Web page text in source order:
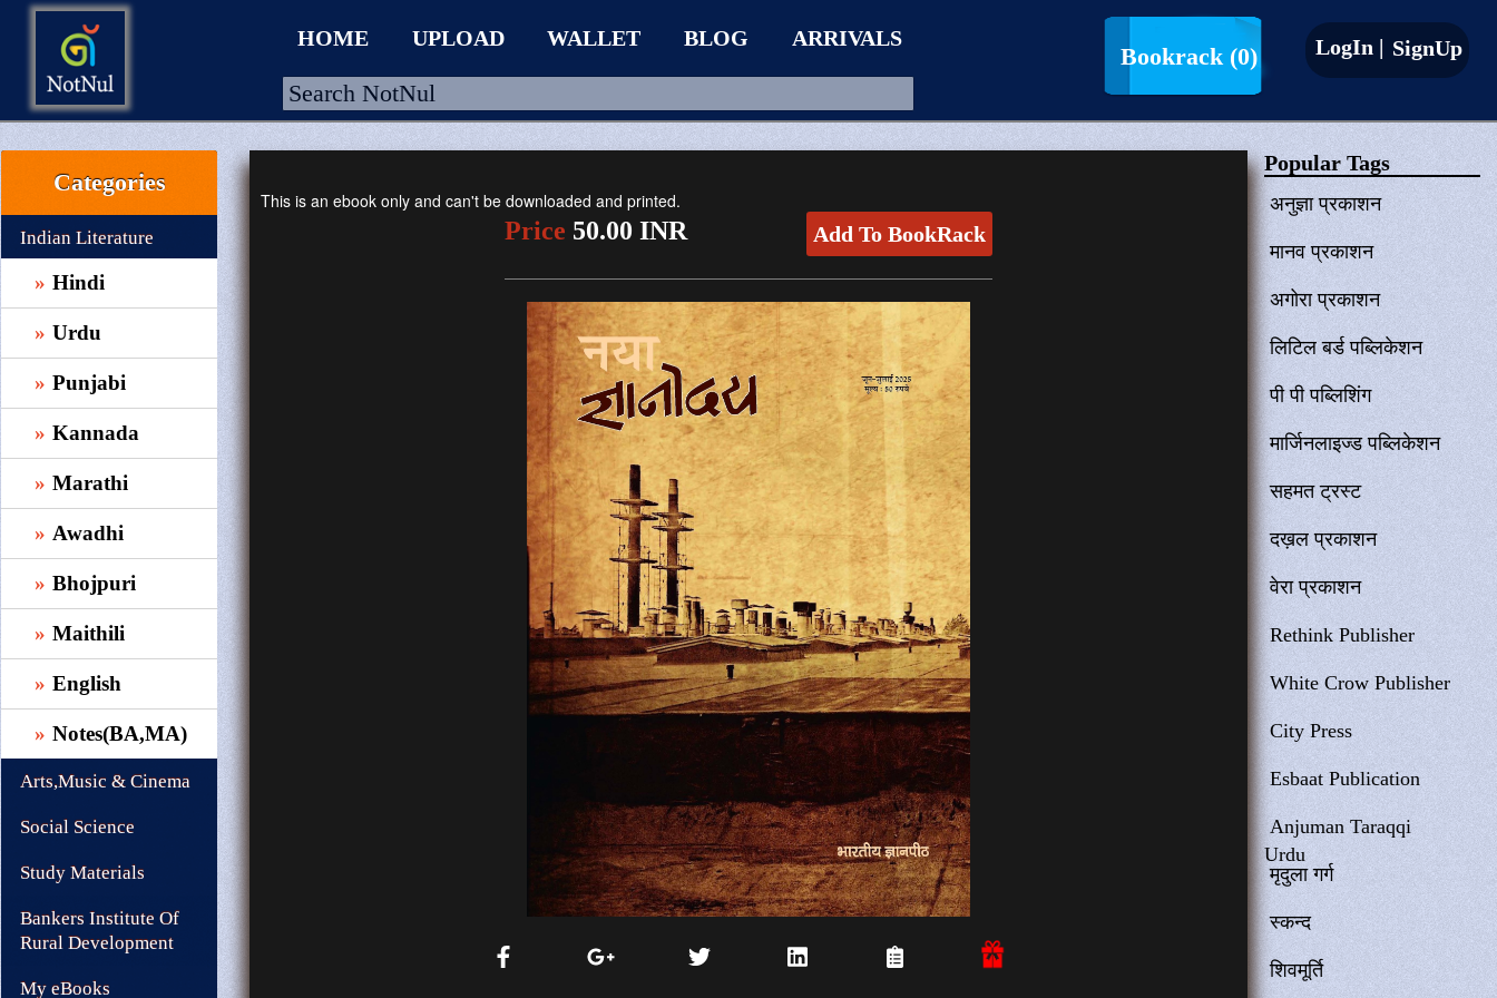
HOME
UPLOAD
WALLET
BLOG
ARRIVALS
CATEGORIES >
HOME UPLOAD WALLET BLOG ARRIVALS
Bookrack (0) LogIn | SignUp
Categories
Indian Literature
Hindi
Urdu
Punjabi
Kannada
Marathi
Awadhi
Bhojpuri
Maithili
English
Notes(BA,MA)
Arts,Music & Cinema
Social Science
Study Materials
Bankers Institute Of
Rural Development
My eBooks
This is an ebook only and can't be downloaded and printed.
Price 50.00 INR Add To BookRack
Popular Tags
अनुज्ञा प्रकाशन
मानव प्रकाशन
अगोरा प्रकाशन
लिटिल बर्ड पब्लिकेशन
पी पी पब्लिशिंग
मार्जिनलाइज्ड पब्लिकेशन
सहमत ट्रस्ट
दख़ल प्रकाशन
वेरा प्रकाशन
Rethink Publisher
White Crow Publisher
City Press
Esbaat Publication
Anjuman Taraqqi
Urdu
मृदुला गर्ग
स्कन्द
शिवमूर्ति